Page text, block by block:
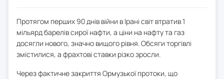
Протягом перших 90 днів війни в Ірані світ втратив 1
мільярд барелів сирої нафти, а ціни на нафту та газ
досягли нового, значно вищого рівня. Обсяги торгівлі
змістилися, а фрахтові ставки різко зросли.
Через фактичне закриття Ормузької протоки, що